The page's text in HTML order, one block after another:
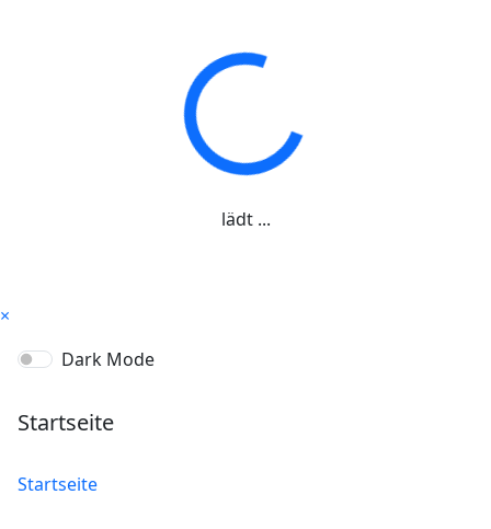
lädt ...
×
Dark Mode
Startseite
Startseite